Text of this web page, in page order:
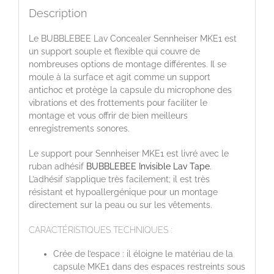
Description
Le BUBBLEBEE Lav Concealer Sennheiser MKE1 est
un support souple et flexible qui couvre de
nombreuses options de montage différentes. Il se
moule à la surface et agit comme un support
antichoc et protège la capsule du microphone des
vibrations et des frottements pour faciliter le
montage et vous offrir de bien meilleurs
enregistrements sonores.
Le support pour Sennheiser MKE1 est livré avec le
ruban adhésif BUBBLEBEE Invisible Lav Tape.
L’adhésif s’applique très facilement; il est très
résistant et hypoallergénique pour un montage
directement sur la peau ou sur les vêtements.
CARACTÉRISTIQUES TECHNIQUES :
Crée de l’espace : il éloigne le matériau de la
capsule MKE1 dans des espaces restreints sous